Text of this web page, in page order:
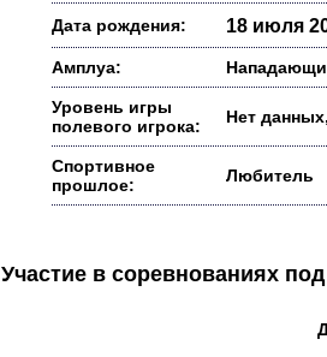
Дата рождения: 18 июля
Амплуа:
Уровень игры
полевого игрока:
Нет
Спортивное
прошлое:
Любитель
Участие в соревнованиях